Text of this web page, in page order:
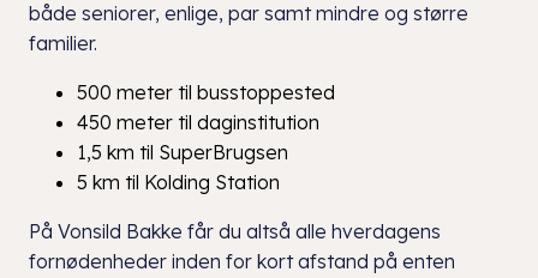
både seniorer, enlige, par samt mindre og større
familier.
500 meter til busstoppested
450 meter til daginstitution
1,5 km til SuperBrugsen
5 km til Kolding Station
På Vonsild Bakke får du altså alle hverdagens
fornødenheder inden for kort afstand på enten